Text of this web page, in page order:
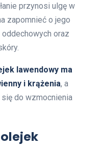
przynosi ulgę w
zapomnieć o jego
oraz
lawendowy ma
i krążenia, a
do wzmocnienia